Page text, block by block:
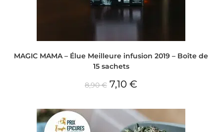
MAGIC MAMA – Élue Meilleure infusion 2019 – Boîte de
15 sachets
8,90€ 7,10 €